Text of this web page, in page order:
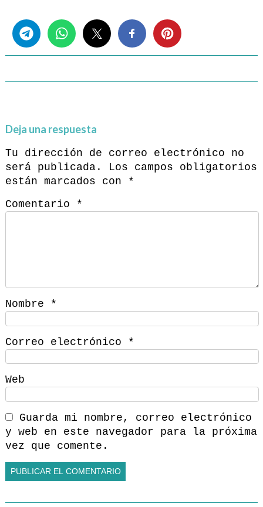
Deja una respuesta
Tu dirección de correo electrónico no
será publicada.
Los campos obligatorios
están marcados con
*
Comentario
*
Nombre *
Correo electrónico *
Web
Guarda mi nombre, correo electrónico
y web en este navegador para la próxima
vez que comente.